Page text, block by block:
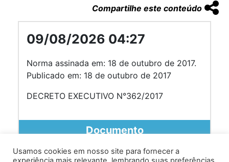
Compartilhe este conteúdo
09/08/2026 04:27
Norma assinada em: 18 de outubro de 2017.
Publicado em: 18 de outubro de 2017
DECRETO EXECUTIVO N°362/2017
Documento
Usamos cookies em nosso site para fornecer a